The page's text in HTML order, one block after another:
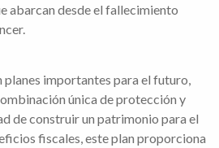
abarcan desde el fallecimiento
planes importantes para el futuro,
única de protección y
de construir un patrimonio para el
fiscales, este plan proporciona